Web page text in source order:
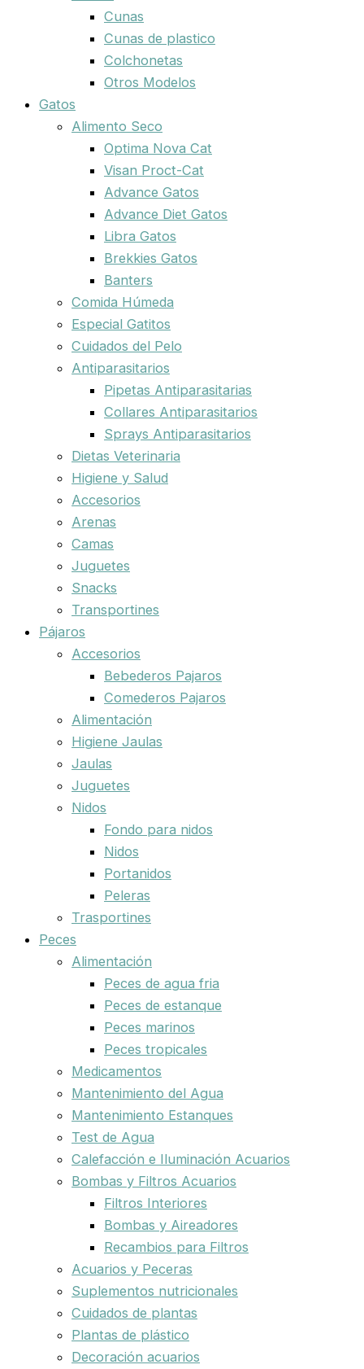
Cunas
Cunas de plastico
Colchonetas
Otros Modelos
Gatos
Alimento Seco
Optima Nova Cat
Visan Proct-Cat
Advance Gatos
Advance Diet Gatos
Libra Gatos
Brekkies Gatos
Banters
Comida Húmeda
Especial Gatitos
Cuidados del Pelo
Antiparasitarios
Pipetas Antiparasitarias
Collares Antiparasitarios
Sprays Antiparasitarios
Dietas Veterinaria
Higiene y Salud
Accesorios
Arenas
Camas
Juguetes
Snacks
Transportines
Pájaros
Accesorios
Bebederos Pajaros
Comederos Pajaros
Alimentación
Higiene Jaulas
Jaulas
Juguetes
Nidos
Fondo para nidos
Nidos
Portanidos
Peleras
Trasportines
Peces
Alimentación
Peces de agua fria
Peces de estanque
Peces marinos
Peces tropicales
Medicamentos
Mantenimiento del Agua
Mantenimiento Estanques
Test de Agua
Calefacción e Iluminación Acuarios
Bombas y Filtros Acuarios
Filtros Interiores
Bombas y Aireadores
Recambios para Filtros
Acuarios y Peceras
Suplementos nutricionales
Cuidados de plantas
Plantas de plástico
Decoración acuarios